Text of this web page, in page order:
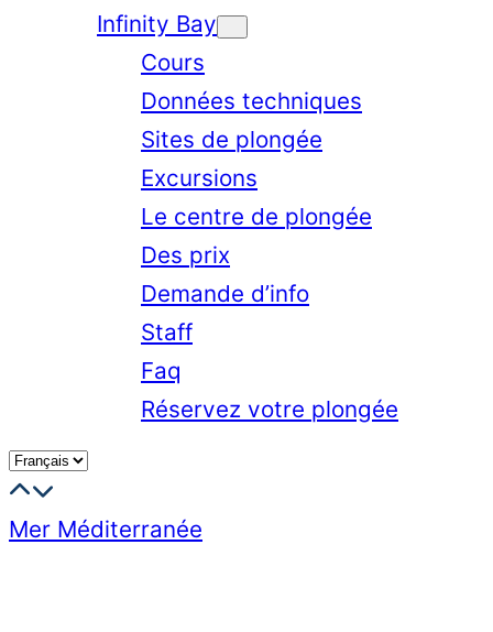
Infinity Bay
Cours
Données techniques
Sites de plongée
Excursions
Le centre de plongée
Des prix
Demande d’info
Staff
Faq
Réservez votre plongée
Mer Méditerranée